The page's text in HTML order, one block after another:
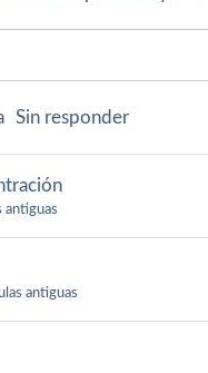
Sin responder
antiguas
antiguas